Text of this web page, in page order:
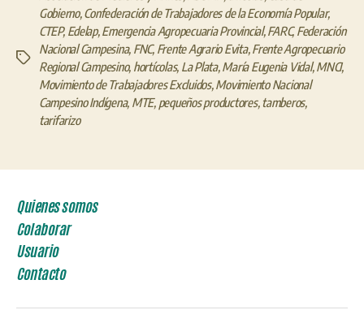
Etiquetas
Gobierno, Confederación de Trabajadores de la Economía Popular,
CTEP, Edelap, Emergencia Agropecuaria Provincial,FARC,Federación
Nacional Campesina, FNC, Frente Agrario Evita, Frente Agropecuario
Regional Campesino, hortícolas, La Plata, María Eugenia Vidal,MNCI,
Movimiento de Trabajadores Excluidos, Movimiento Nacional
Campesino Indígena, MTE, pequeños productores, tamberos,
tarifarizo
Quienes somos
Colaborar
Usuario
Contacto